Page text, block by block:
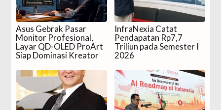
Asus Gebrak Pasar
Monitor Profesional,
Layar QD-OLED ProArt
Siap Dominasi Kreator
InfraNexia Catat
Pendapatan Rp7,7
Triliun pada Semester I
2026